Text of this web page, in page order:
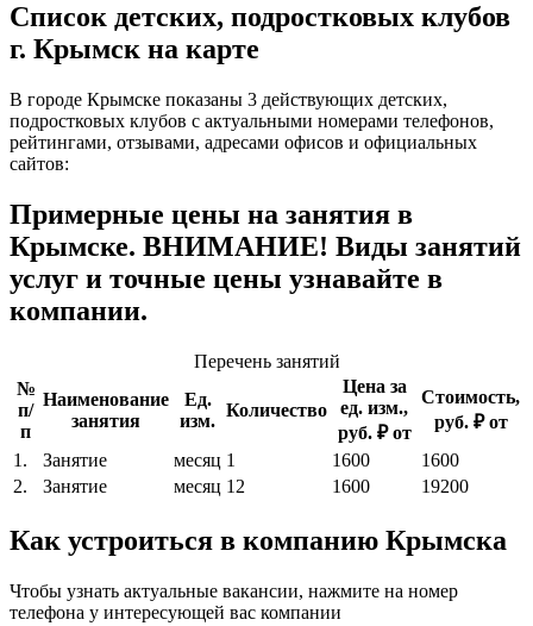
Список детских, подростковых клубов
г. Крымск на карте
В городе Крымске показаны 3 действующих детских,
подростковых клубов с актуальными номерами телефонов,
рейтингами, отзывами, адресами офисов и официальных
сайтов:
Примерные цены на занятия в
Крымске. ВНИМАНИЕ! Виды занятий
услуг и точные цены узнавайте в
компании.
Перечень занятий
№
п/
п
Наименование
занятия
Ед.
изм.
Количество
Цена за
ед. изм.,
руб. ₽ от
Стоимость,
руб. ₽ от
1.
Занятие месяц 1 1600
1600
2.
Занятие месяц 12 1600 19200
Как устроиться в компанию Крымска
Чтобы узнать актуальные вакансии, нажмите на номер
телефона у интересующей вас компании